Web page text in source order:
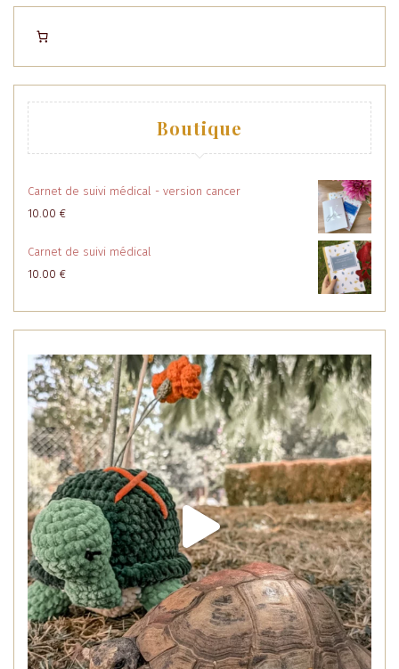
Boutique
Carnet de suivi médical - version cancer
10.00 €
Carnet de suivi médical
10.00 €